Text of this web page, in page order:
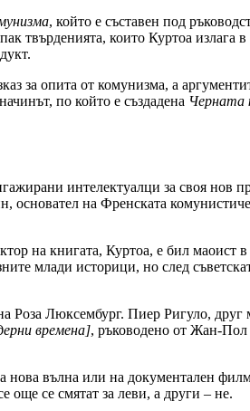
, който е съставен под
твърденията, които Куртоа излага
за опита от комунизма, а
по който е създадена Черната
интелектуалци за своя нов
основател на Френската
на книгата, Куртоа, е бил маоист
млади историци, но след
Люксембург. Пиер Ригуло, друг
времена], ръководено от Жан-
нова вълна или на документален
се смятат за леви, а други – не.